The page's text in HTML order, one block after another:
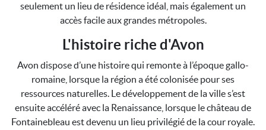
seulement un lieu de résidence idéal, mais également un
accès facile aux grandes métropoles.
L'histoire riche d'Avon
Avon dispose d’une histoire qui remonte à l’époque gallo-
romaine, lorsque la région a été colonisée pour ses
ressources naturelles. Le développement de la ville s’est
ensuite accéléré avec la Renaissance, lorsque le château de
Fontainebleau est devenu un lieu privilégié de la cour royale.